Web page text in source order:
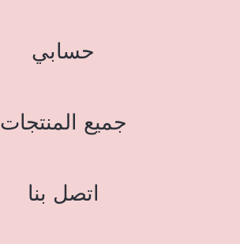
حسابي
جميع المنتجات
اتصل بنا